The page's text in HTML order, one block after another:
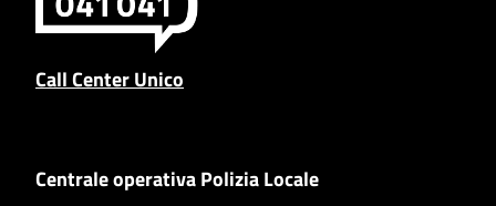
Call Center Unico
Centrale operativa Polizia Locale